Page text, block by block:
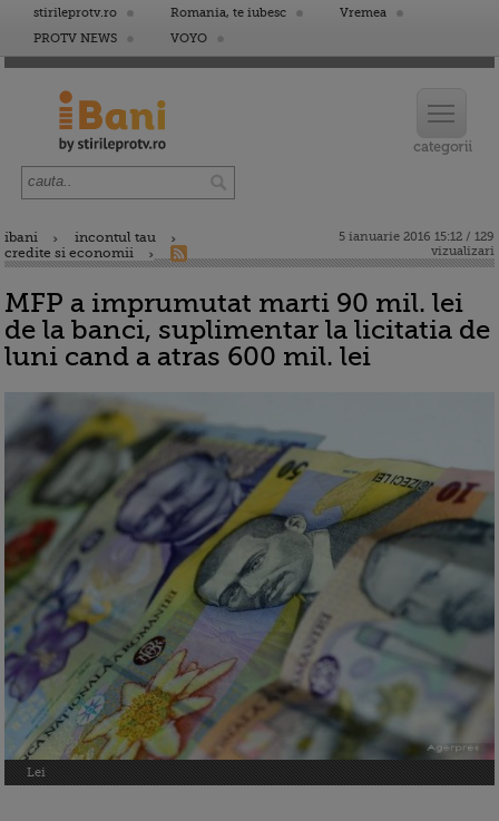
stirileprotv.ro Romania, te iubesc
Vremea
PROTV NEWS
VOYO
ibani
incontul tau
credite si economii
5 ianuarie 2016 15:12 / 129
vizualizari
MFP a imprumutat marti 90 mil. lei
de la banci, suplimentar la licitatia de
luni cand a atras 600 mil. lei
Lei